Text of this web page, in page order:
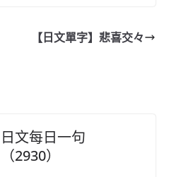
【日文單字】悲喜交々
日文每日一句
（2930）